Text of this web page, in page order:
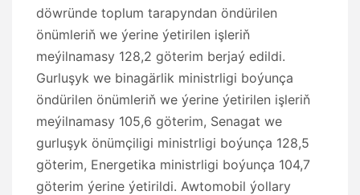
döwründe toplum tarapyndan öndürilen
önümleriň we ýerine ýetirilen işleriň
meýilnamasy 128,2 göterim berjaý edildi.
Gurluşyk we binagärlik ministrligi boýunça
öndürilen önümleriň we ýerine ýetirilen işleriň
meýilnamasy 105,6 göterim, Senagat we
gurluşyk önümçiligi ministrligi boýunça 128,5
göterim, Energetika ministrligi boýunça 104,7
göterim ýerine ýetirildi. Awtomobil ýollary